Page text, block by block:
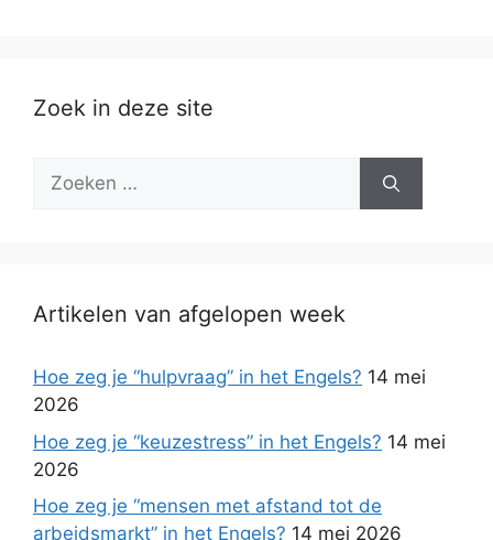
Zoek in deze site
Zoek
Artikelen van afgelopen week
Hoe zeg je “hulpvraag” in het Engels? 14 mei
2026
Hoe zeg je “keuzestress” in het Engels? 14 mei
2026
Hoe zeg je “mensen met afstand tot de
arbeidsmarkt” in het Engels? 14 mei 2026